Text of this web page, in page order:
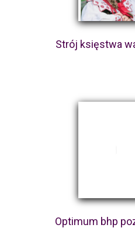
Strój księstwa
Optimum bhp